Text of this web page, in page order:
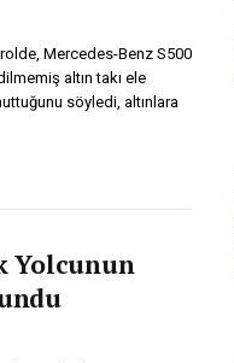
Mercedes-Benz S500
altın takı ele
söyledi, altınlara
Yolcunun